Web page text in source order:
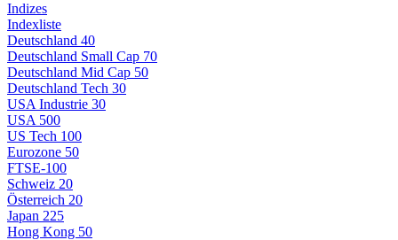
Indizes
Indexliste
Deutschland 40
Deutschland Small Cap 70
Deutschland Mid Cap 50
Deutschland Tech 30
USA Industrie 30
USA 500
US Tech 100
Eurozone 50
FTSE-100
Schweiz 20
Österreich 20
Japan 225
Hong Kong 50